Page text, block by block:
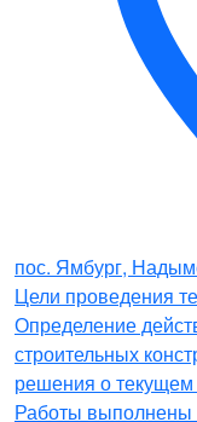
пос. Ямбург,
Цели проведения
Определение
строительных
решения о текущем
Работы